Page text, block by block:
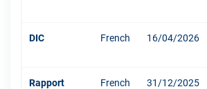
DIC French 16/04/2026
Rapport
French 31/12/2025